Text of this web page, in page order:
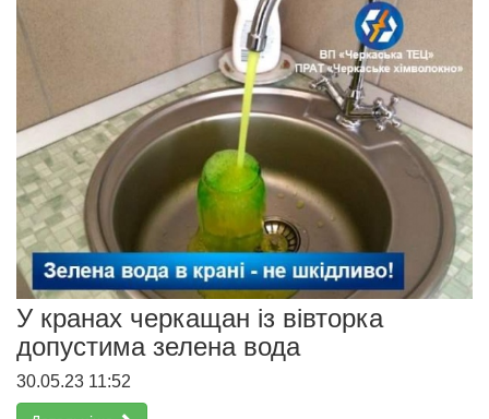
У кранах черкащан із вівторка
допустима зелена вода
30.05.23 11:52